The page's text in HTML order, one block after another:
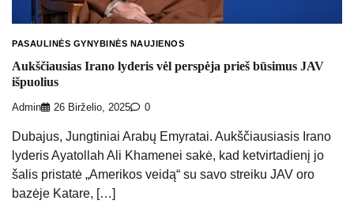
PASAULINĖS GYNYBINĖS NAUJIENOS
Aukščiausias Irano lyderis vėl perspėja prieš būsimus JAV
išpuolius
Admin 26 Birželio, 2025 0
Dubajus, Jungtiniai Arabų Emyratai. Aukščiausiasis Irano
lyderis Ayatollah Ali Khamenei sakė, kad ketvirtadienį jo
šalis pristatė „Amerikos veidą“ su savo streiku JAV oro
bazėje Katare, […]